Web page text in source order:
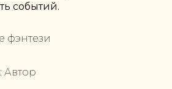
событий.
фэнтези
Автор